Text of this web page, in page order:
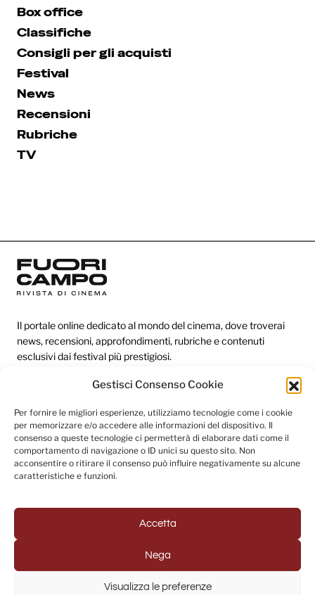
Gestisci Consenso Cookie
Per fornire le migliori esperienze, utilizziamo tecnologie come i cookie
per memorizzare e/o accedere alle informazioni del dispositivo. Il
consenso a queste tecnologie ci permetterà di elaborare dati come il
comportamento di navigazione o ID unici su questo sito. Non
acconsentire o ritirare il consenso può influire negativamente su alcune
caratteristiche e funzioni.
Accetta
Nega
Visualizza le preferenze
Box office
Classifiche
Consigli per gli acquisti
Festival
News
Recensioni
Rubriche
TV
Il portale online dedicato al mondo del cinema, dove troverai
news, recensioni, approfondimenti, rubriche e contenuti
esclusivi dai festival più prestigiosi.
Redazione
Categorie
Link utili
Seguici sui social
© 2025 Fuori Campo - Testata Giornalistica registrata al